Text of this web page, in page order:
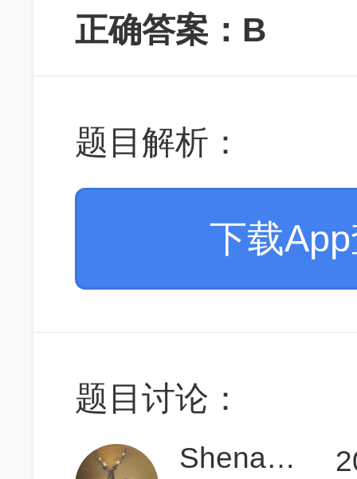
正确答案：B
题目解析：
下载
题目讨论：
ShenaYang